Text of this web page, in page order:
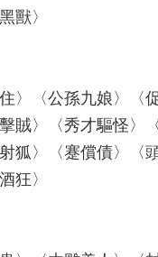
獸〉
〉〈公孫九娘〉〈
賊〉〈秀才驅怪〉
狐〉〈蹇償債〉〈
狂〉